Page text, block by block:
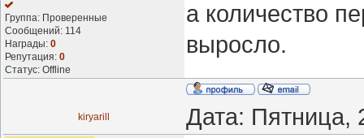
Группа: Проверенные
Сообщений: 114
Награды: 0
Репутация: 0
Статус: Offline
а количество
выросло.
kiryarill Дата: